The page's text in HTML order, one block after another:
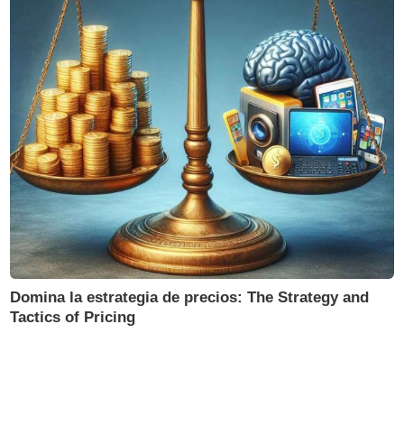
Domina la estrategia de precios: The Strategy and
Tactics of Pricing